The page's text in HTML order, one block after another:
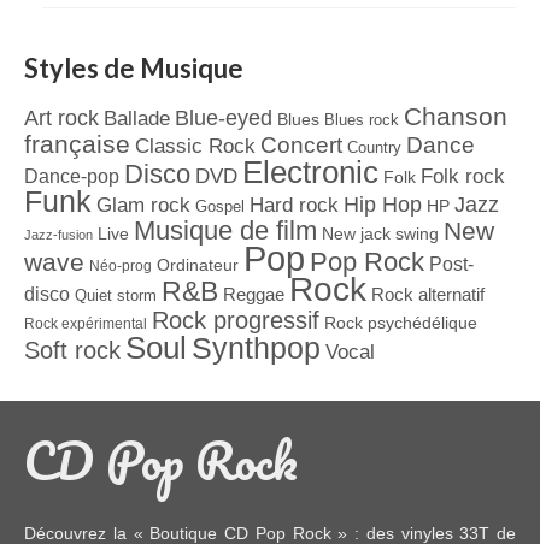
Styles de Musique
Art rock Ballade Blue-eyed Blues Blues rock Chanson
française Classic Rock Concert Country Dance
Dance-pop Disco DVD Electronic Folk Folk rock
Funk Glam rock Gospel Hard rock Hip Hop HP Jazz
Jazz-fusion Live Musique de film New jack swing New
wave Néo-prog Ordinateur Pop Pop Rock Post-
disco Quiet storm R&B Reggae Rock Rock alternatif
Rock expérimental Rock progressif Rock psychédélique
Soft rock Soul Synthpop Vocal
CD Pop Rock
Découvrez la « Boutique CD Pop Rock » : des vinyles 33T de